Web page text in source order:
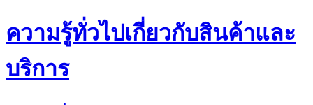
ความรู้ทั่วไปเกี่ยวกับสินค้าและ
บริการ